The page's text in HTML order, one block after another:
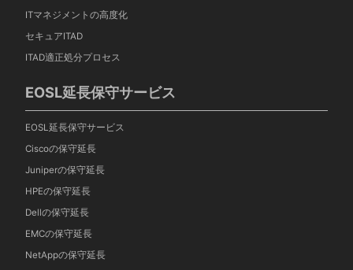
ITマネジメントの高度化
セキュアITAD
ITAD適正処分プロセス
EOSL延長保守サービス
EOSL延長保守サービス
Ciscoの保守延長
Juniperの保守延長
HPEの保守延長
Dellの保守延長
EMCの保守延長
NetAppの保守延長